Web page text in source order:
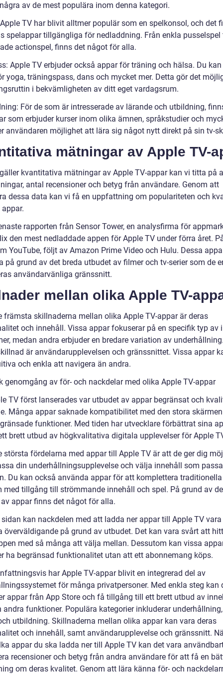
av de mest populära inom denna kategori.
TV har blivit alltmer populär som en spelkonsol, och det
spelappar tillgängliga för nedladdning. Från enkla pusselspel
actionspel, finns det något för alla.
Apple TV erbjuder också appar för träning och hälsa. Du
yoga, träningspass, dans och mycket mer. Detta gör det
i bekvämligheten av ditt eget vardagsrum.
För de som är intresserade av lärande och utbildning,
som erbjuder kurser inom olika ämnen, språkstudier och
användaren möjlighet att lära sig något nytt direkt på sin tv-
mätningar av Apple TV-
kvantitativa mätningar av Apple TV-appar kan vi titta på
antal recensioner och betyg från användare. Genom att
dessa data kan vi få en uppfattning om populariteten och
rapporten från Sensor Tower, en analysfirma för
den mest nedladdade appen för Apple TV under förra året.
YouTube, följt av Amazon Prime Video och Hulu. Dessa
på grund av det breda utbudet av filmer och tv-serier som de
användarvänliga gränssnitt.
mellan olika Apple TV-
främsta skillnaderna mellan olika Apple TV-appar är deras
och innehåll. Vissa appar fokuserar på en specifik typ av
medan andra erbjuder en bredare variation av
är användarupplevelsen och gränssnittet. Vissa appar
och enkla att navigera än andra.
genomgång av för- och nackdelar med olika Apple TV-appar
TV först lanserades var utbudet av appar begränsat och
Många appar saknade kompatibilitet med den stora
funktioner. Med tiden har utvecklare förbättrat sina
brett utbud av högkvalitativa digitala upplevelser för Apple
största fördelarna med appar till Apple TV är att de ger dig
din underhållningsupplevelse och välja innehåll som
Du kan också använda appar för att komplettera
med tillgång till strömmande innehåll och spel. På grund av
appar finns det något för alla.
kan nackdelen med att ladda ner appar till Apple TV
överväldigande på grund av utbudet. Det kan vara svårt att
med så många att välja mellan. Dessutom kan vissa
ha begränsad funktionalitet utan att ett abonnemang köps.
har Apple TV-appar blivit en integrerad del av
för många privatpersoner. Med enkla steg kan
appar från App Store och få tillgång till ett brett utbud av
andra funktioner. Populära kategorier inkluderar
utbildning. Skillnaderna mellan olika appar kan vara deras
och innehåll, samt användarupplevelse och gränssnitt.
appar du ska ladda ner till Apple TV kan det vara
recensioner och betyg från andra användare för att få en
om deras kvalitet. Genom att lära känna för- och